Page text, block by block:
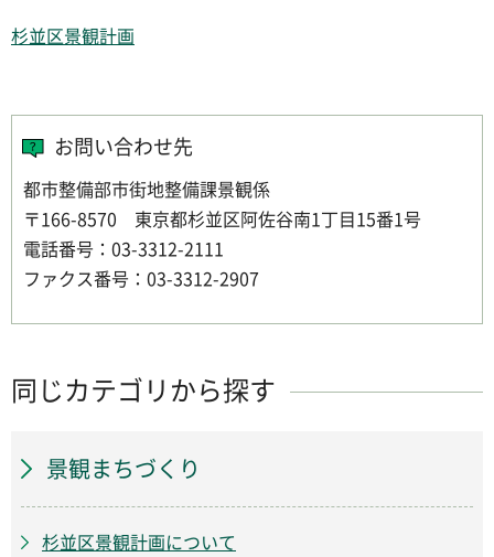
杉並区景観計画
お問い合わせ先
都市整備部市街地整備課景観係
〒166-8570 東京都杉並区阿佐谷南1丁目15番1号
電話番号：03-3312-2111
ファクス番号：03-3312-2907
同じカテゴリから探す
景観まちづくり
杉並区景観計画について